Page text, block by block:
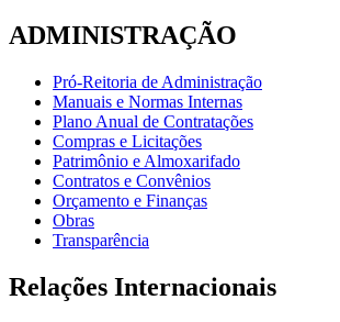
ADMINISTRAÇÃO
Pró-Reitoria de Administração
Manuais e Normas Internas
Plano Anual de Contratações
Compras e Licitações
Patrimônio e Almoxarifado
Contratos e Convênios
Orçamento e Finanças
Obras
Transparência
Relações Internacionais